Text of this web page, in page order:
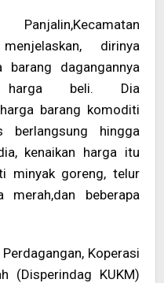
dirinya
barang dagangannya
harga beli. Dia
barang komoditi
hingga
kenaikan harga itu
minyak goreng, telur
merah,dan beberapa
Koperasi
(Disperindag KUKM)